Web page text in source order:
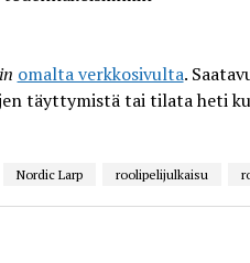
omalta verkkosivulta.
täyttymistä tai tilata heti
Nordic Larp roolipelijulkaisu